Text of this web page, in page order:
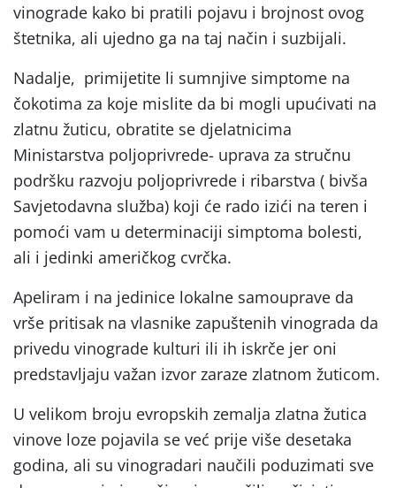
vinograde kako bi pratili pojavu i brojnost ovog
štetnika, ali ujedno ga na taj način i suzbijali.
Nadalje, primijetite li sumnjive simptome na
čokotima za koje mislite da bi mogli upućivati na
zlatnu žuticu, obratite se djelatnicima
Ministarstva poljoprivrede- uprava za stručnu
podršku razvoju poljoprivrede i ribarstva ( bivša
Savjetodavna služba) koji će rado izići na teren i
pomoći vam u determinaciji simptoma bolesti,
ali i jedinki američkog cvrčka.
Apeliram i na jedinice lokalne samouprave da
vrše pritisak na vlasnike zapuštenih vinograda da
privedu vinograde kulturi ili ih iskrče jer oni
predstavljaju važan izvor zaraze zlatnom žuticom.
U velikom broju evropskih zemalja zlatna žutica
vinove loze pojavila se već prije više desetaka
godina, ali su vinogradari naučili poduzimati sve